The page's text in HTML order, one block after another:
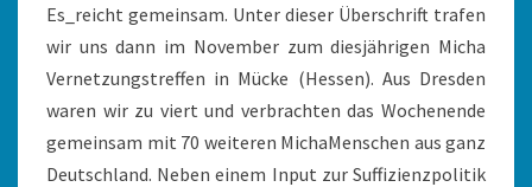
Es_reicht gemeinsam. Unter dieser Überschrift trafen
wir uns dann im November zum diesjährigen Micha
Vernetzungstreffen in Mücke (Hessen). Aus Dresden
waren wir zu viert und verbrachten das Wochenende
gemeinsam mit 70 weiteren MichaMenschen aus ganz
Deutschland. Neben einem Input zur Suffizienzpolitik